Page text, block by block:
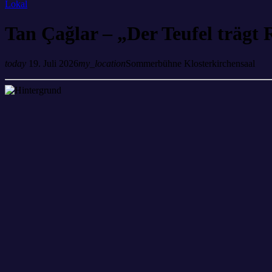
Lokal
Tan Çağlar – „Der Teufel trägt
today 19. Juli 2026my_locationSommerbühne Klosterkirchensaal